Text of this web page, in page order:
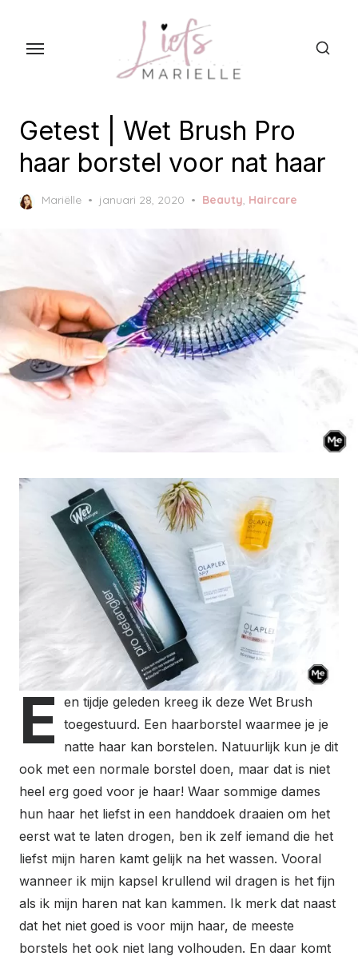
n
Getest | Wet Brush Pro
haar borstel voor nat haar
Mariëlle
P
o
n
januari 28, 2020 Beauty, Haircare
E en tijdje geleden kreeg ik deze Wet Brush
toegestuurd. Een haarborstel waarmee je je
natte haar kan borstelen. Natuurlijk kun je dit
ook met een normale borstel doen, maar dat is niet
heel erg goed voor je haar! Waar sommige dames
hun haar het liefst in een handdoek draaien om het
eerst wat te laten drogen, ben ik zelf iemand die het
liefst mijn haren kamt gelijk na het wassen. Vooral
wanneer ik mijn kapsel krullend wil dragen is het fijn
als ik mijn haren nat kan kammen. Ik merk dat naast
dat het niet goed is voor mijn haar, de meeste
borstels het ook niet lang volhouden. En daar komt